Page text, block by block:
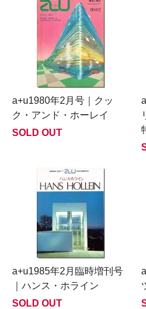
a+u1980年2月号｜クッ
ク・アンド・ホーレイ
SOLD OUT
a+u1985年2月臨時増刊号
｜ハンス・ホライン
SOLD OUT